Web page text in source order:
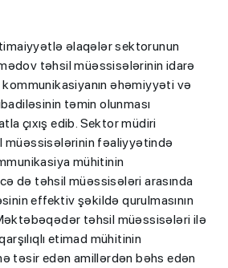
əlaqələr sektorunun
təhsil müəssisələrinin idarə
əhəmiyyəti və
təmin olunması
çıxış edib. Sektor müdiri
fəaliyyətində
mühitinin
də təhsil müəssisələri arasında
effektiv şəkildə qurulmasının
təhsil müəssisələri ilə
etimad mühitinin
təsir edən amillərdən bəhs edən